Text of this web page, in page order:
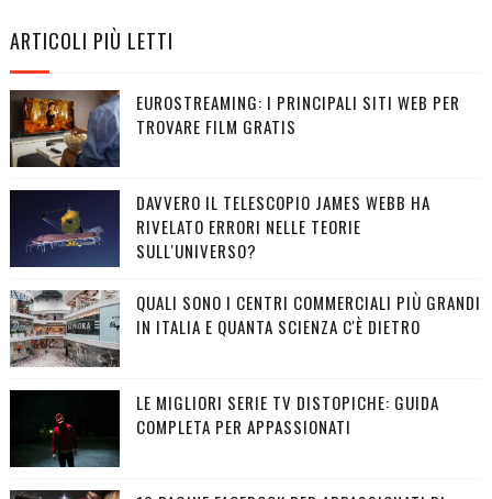
ARTICOLI PIÙ LETTI
EUROSTREAMING: I PRINCIPALI SITI WEB PER
TROVARE FILM GRATIS
DAVVERO IL TELESCOPIO JAMES WEBB HA
RIVELATO ERRORI NELLE TEORIE
SULL'UNIVERSO?
QUALI SONO I CENTRI COMMERCIALI PIÙ GRANDI
IN ITALIA E QUANTA SCIENZA C'È DIETRO
LE MIGLIORI SERIE TV DISTOPICHE: GUIDA
COMPLETA PER APPASSIONATI